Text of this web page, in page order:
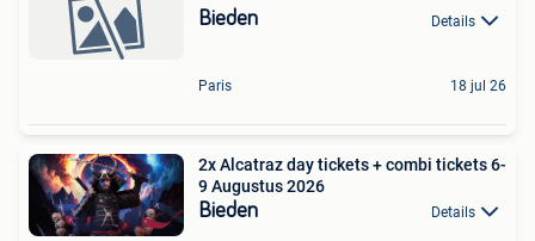
Bieden Details
Paris 18 jul 26
2x Alcatraz day tickets + combi tickets 6-
9 Augustus 2026
Bieden Details